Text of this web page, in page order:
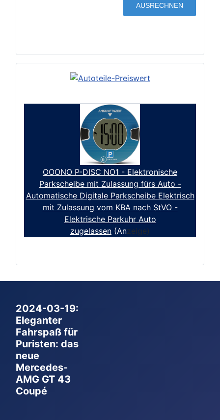
OOONO P-DISC NO1 - Elektronische
Parkscheibe mit Zulassung fürs Auto -
Automatische Digitale Parkscheibe Elektrisch
mit Zulassung vom KBA nach StVO -
Elektrische Parkuhr Auto
zugelassen (Anzeige)
2024-03-19:
Eleganter
Fahrspaß für
Puristen: das
neue
Mercedes-
AMG GT 43
Coupé